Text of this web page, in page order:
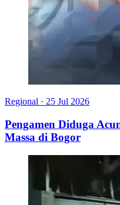
Regional · 25 Jul 2026
Pengamen Diduga
Massa di Bogor